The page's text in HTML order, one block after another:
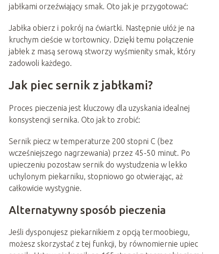
jabłkami orzeźwiający smak. Oto jak je przygotować:
Jabłka obierz i pokrój na ćwiartki. Następnie ułóż je na
kruchym cieście w tortownicy. Dzięki temu połączenie
jabłek z masą serową stworzy wyśmienity smak, który
zadowoli każdego.
Jak piec sernik z jabłkami?
Proces pieczenia jest kluczowy dla uzyskania idealnej
konsystencji sernika. Oto jak to zrobić:
Sernik piecz w temperaturze 200 stopni C (bez
wcześniejszego nagrzewania) przez 45-50 minut. Po
upieczeniu pozostaw sernik do wystudzenia w lekko
uchylonym piekarniku, stopniowo go otwierając, aż
całkowicie wystygnie.
Alternatywny sposób pieczenia
Jeśli dysponujesz piekarnikiem z opcją termoobiegu,
możesz skorzystać z tej funkcji, by równomiernie upiec